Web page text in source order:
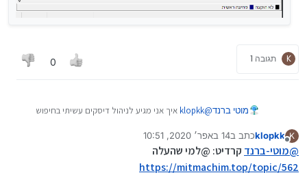
K תגובה 1 0
מוטי ברנד@
klopkk איך אני מגיע לניהול דיסקים עשיתי בחיפוש
K
מנותק
klopkkכתב ב14 באפר׳ 2020, 10:51
נערך לאחרונה על ידי
@מוטי-ברנד קרדיט: @למי שהעלה
https://mitmachim.top/topic/562